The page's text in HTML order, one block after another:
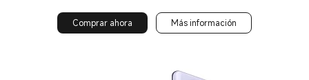
Comprar ahora Más información